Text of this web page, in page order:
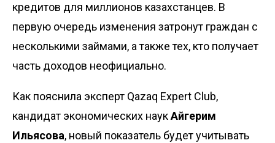
кредитов для миллионов казахстанцев. В
первую очередь изменения затронут граждан с
несколькими займами, а также тех, кто получает
часть доходов неофициально.
Как пояснила эксперт Qazaq Expert Club,
кандидат экономических наукАйгерим
Ильясова, новый показатель будет учитывать